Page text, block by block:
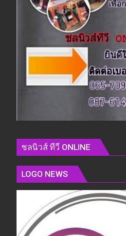
ชลนิวส์ ทีวี ONLINE
LOGO NEWS